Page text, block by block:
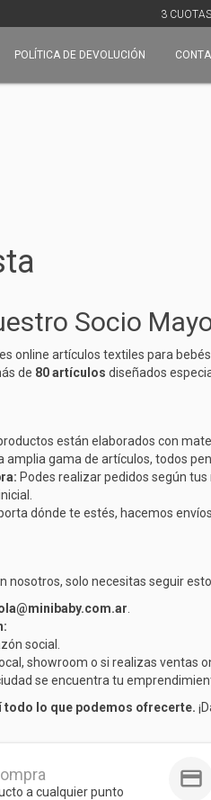
3
POLÍTICA DE DEVOLUCIÓN
Socio
online artículos textiles para
de 80 artículos diseñados
están elaborados con
amplia gama de artículos, todos
Podes realizar pedidos según
dónde te estés, hacemos
nosotros, solo necesitas seguir
social.
showroom o si realizas ventas
se encuentra tu
todo lo que podemos ofrecerte.
a cualquier punto